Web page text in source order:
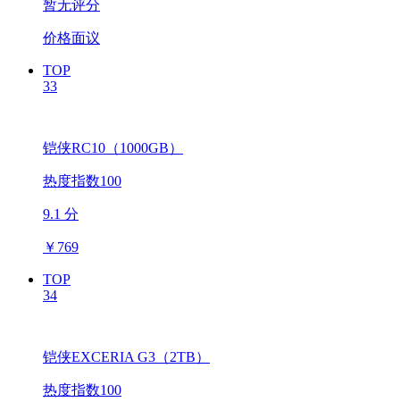
暂无评分
价格面议
TOP
33
铠侠RC10（1000GB）
热度指数100
9.1 分
￥ 769
TOP
34
铠侠EXCERIA G3（2TB）
热度指数100